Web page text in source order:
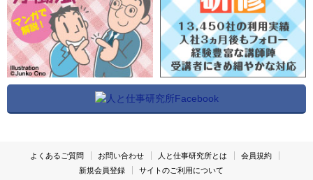
よくあるご質問 お問い合わせ 人と仕事研究所とは
会員規約
新規会員登録
サイトのご利用について